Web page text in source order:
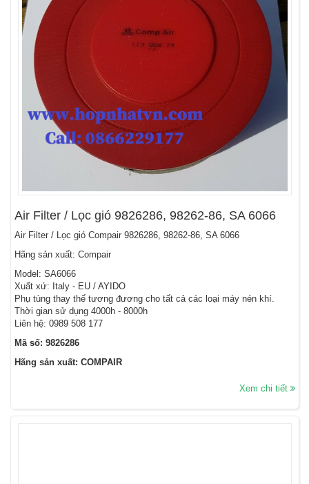
Air Filter / Lọc gió 9826286, 98262-86, SA 6066
Air Filter / Lọc gió Compair 9826286, 98262-86, SA 6066
Hãng sản xuất: Compair
Model: SA6066
Xuất xứ: Italy - EU / AYIDO
Phụ tùng thay thế tương đương cho tất cả các loại máy nén khí.
Thời gian sử dụng 4000h - 8000h
Liên hệ: 0989 508 177
Mã số: 9826286
Hãng sản xuất: COMPAIR
Xem chi tiết